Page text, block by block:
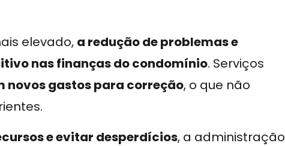
elevado, a redução de problemas e
nas finanças do condomínio. Serviços
novos gastos para correção, o que não
e evitar desperdícios, a administração